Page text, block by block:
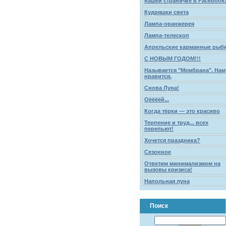
Кудряшки света
Лампа-оранжерея
Лампа-телескоп
Апрельские карманные
С НОВЫМ ГОДОМ!!!
Называется "Мембрана". Нам
нравится.
Снова Луна!
Оёёёёй...
Когда тёрки — это красиво
Терпение и труд... всех
перепьют!
Хочется праздника?
Сезонное
Ответим минимализмом на
вызовы кризиса!
Напольная луна
Поиск